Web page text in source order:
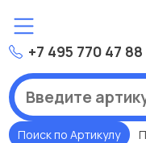
+7 495 770 47 88
Поиск по Артикулу